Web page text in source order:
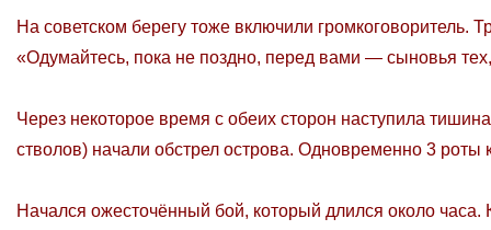
На советском берегу тоже включили громкоговоритель.
«Одумайтесь, пока не поздно, перед вами — сыновья
Через некоторое время с обеих сторон наступила
стволов) начали обстрел острова. Одновременно 3 роты
Начался ожесточённый бой, который длился около часа.